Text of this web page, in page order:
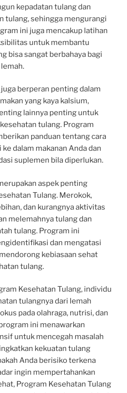
kepadatan tulang dan
tulang, sehingga mengurangi
ini juga mencakup latihan
untuk membantu
bisa sangat berbahaya bagi
berperan penting dalam
yang kaya kalsium,
lainnya penting untuk
tulang. Program
panduan tentang cara
dalam makanan Anda dan
suplemen bila diperlukan.
aspek penting
Tulang. Merokok,
dan kurangnya aktivitas
melemahnya tulang dan
tulang. Program ini
dan mengatasi
kebiasaan sehat
tulang.
Kesehatan Tulang, individu
tulangnya dari lemah
pada olahraga, nutrisi, dan
ini menawarkan
untuk mencegah masalah
kekuatan tulang
Anda berisiko terkena
ingin mempertahankan
Program Kesehatan Tulang